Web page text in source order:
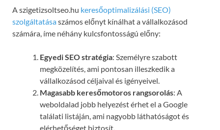
A szigetizsoltseo.hu keresőoptimalizálási (SEO)
szolgáltatásaszámos előnyt kínálhat a vállalkozásod
számára, íme néhány kulcsfontosságú előny:
Egyedi SEO stratégia: Személyre szabott
megközelítés, ami pontosan illeszkedik a
vállalkozásod céljaival és igényeivel.
Magasabb keresőmotoros rangsorolás: A
weboldalad jobb helyezést érhet el a Google
találati listáján, ami nagyobb láthatóságot és
elérhetőséget biztosít.